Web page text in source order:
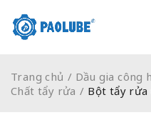
Trang chủ / Dầu gia công
Chất tẩy rửa / Bột tẩy rửa